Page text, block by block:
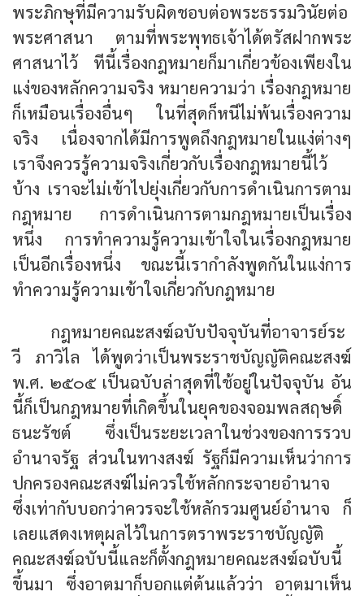
พระภิกษุที่มีความรับผิดชอบต่อพระธรรมวินัยต่อ
พระศาสนา ตามที่พระพุทธเจ้าได้ตรัสฝากพระ
ศาสนาไว้ ทีนี้เรื่องกฎหมายก็มาเกี่ยวข้องเพียงใน
แง่ของหลักความจริง หมายความว่า เรื่องกฎหมาย
ก็เหมือนเรื่องอื่นๆ ในที่สุดก็หนีไม่พ้นเรื่องความ
จริง เนื่องจากได้มีการพูดถึงกฎหมายในแง่ต่างๆ
เราจึงควรรู้ความจริงเกี่ยวกับเรื่องกฎหมายนี้ไว้
บ้าง เราจะไม่เข้าไปยุ่งเกี่ยวกับการดำเนินการตาม
กฎหมาย การดำเนินการตามกฎหมายเป็นเรื่อง
หนึ่ง การทำความรู้ความเข้าใจในเรื่องกฎหมาย
เป็นอีกเรื่องหนึ่ง ขณะนี้เรากำลังพูดกันในแง่การ
ทำความรู้ความเข้าใจเกี่ยวกับกฎหมาย
กฎหมายคณะสงฆ์ฉบับปัจจุบันที่อาจารย์ระ
วี ภาวิไล ได้พูดว่าเป็นพระราชบัญญัติคณะสงฆ์
พ.ศ. ๒๕๐๕ เป็นฉบับล่าสุดที่ใช้อยู่ในปัจจุบัน อัน
นี้ก็เป็นกฎหมายที่เกิดขึ้นในยุคของจอมพลสฤษดิ์
ธนะรัชต์ ซึ่งเป็นระยะเวลาในช่วงของการรวบ
อำนาจรัฐ ส่วนในทางสงฆ์ รัฐก็มีความเห็นว่าการ
ปกครองคณะสงฆ์ไม่ควรใช้หลักกระจายอำนาจ
ซึ่งเท่ากับบอกว่าควรจะใช้หลักรวมศูนย์อำนาจ ก็
เลยแสดงเหตุผลไว้ในการตราพระราชบัญญัติ
คณะสงฆ์ฉบับนี้และก็ตั้งกฎหมายคณะสงฆ์ฉบับนี้
ขึ้นมา ซึ่งอาตมาก็บอกแต่ต้นแล้วว่า อาตมาเห็น